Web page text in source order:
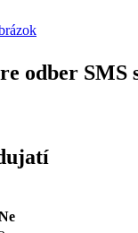
odber SMS